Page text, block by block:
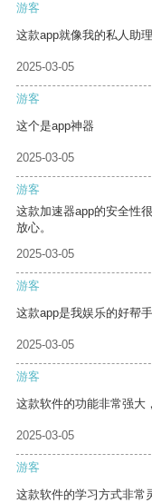
游客
这款app就像我的私人助
2025-03-05
游客
这个是app神器
2025-03-05
游客
这款加速器app的安全性
放心。
2025-03-05
游客
这款app是我娱乐的好帮
2025-03-05
游客
这款软件的功能非常强大
2025-03-05
游客
这款软件的学习方式非常